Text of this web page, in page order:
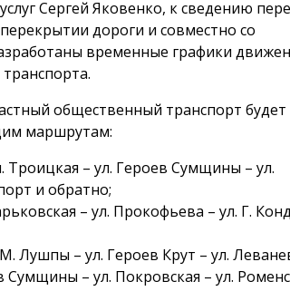
Сергей Яковенко, к сведению
дороги и совместно со
временные графики
общественный транспорт будет
маршрутам:
Троицкая – ул. Героев Сумщины – ул.
и обратно;
– ул. Прокофьева – ул. Г.
Лушпы – ул. Героев Крут – ул.
Сумщины – ул. Покровская – ул.